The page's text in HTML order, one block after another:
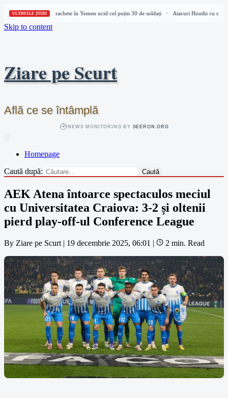
ULTIMELE ȘTIRI
Atacuri Houthi cu rachete în Yemen ucid cel puțin 30 de soldați Atacuri Houthi cu
Skip to content
Ziare pe Scurt
Află ce se întâmplă
NEWS MONITORING BY SEERON.ORG
Homepage
Caută după:
AEK Atena întoarce spectaculos meciul
cu Universitatea Craiova: 3-2 și oltenii
pierd play-off-ul Conference League
By Ziare pe Scurt | 19 decembrie 2025, 06:01 | 2 min. Read